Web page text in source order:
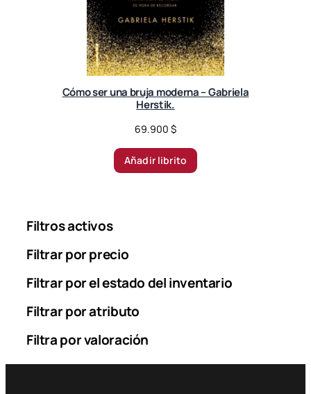
Cómo ser una bruja moderna – Gabriela
Herstik.
69.900 $
Añadir librito
Filtros activos
Filtrar por precio
Filtrar por el estado del inventario
Filtrar por atributo
Filtra por valoración